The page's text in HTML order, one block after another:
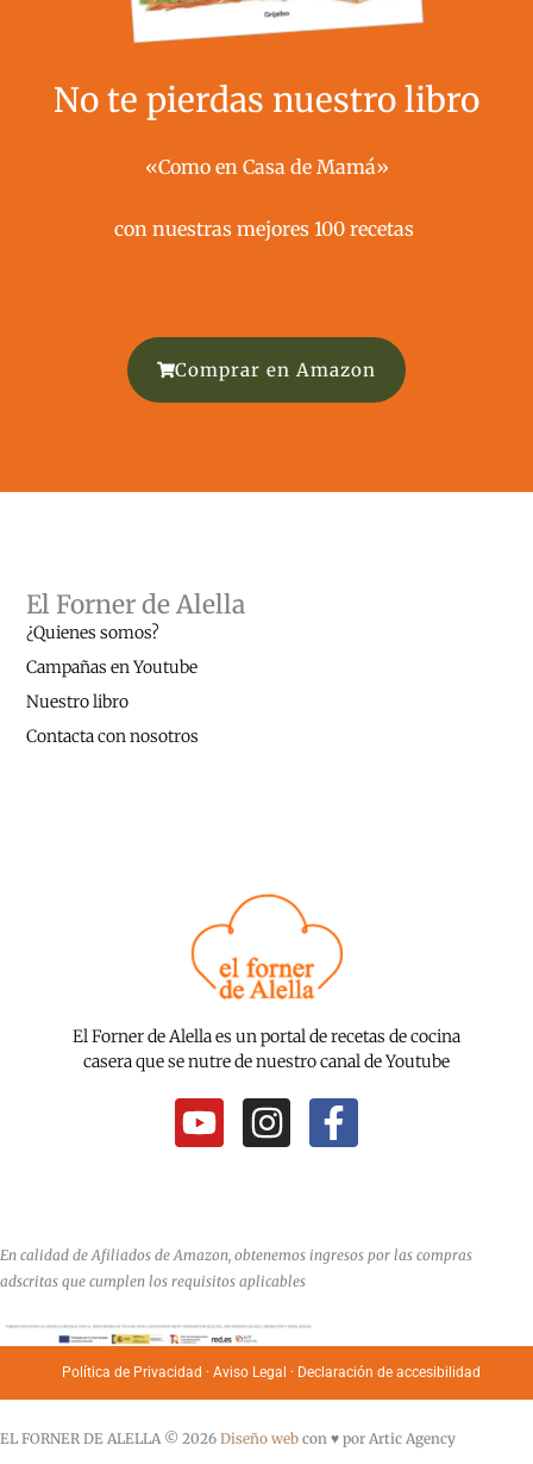
No te pierdas nuestro libro
«Como en Casa de Mamá»
con nuestras mejores 100 recetas ​
Comprar en Amazon
El Forner de Alella es un portal de recetas de cocina
casera que se nutre de nuestro canal de Youtube
Y
o
u
b
e
I
n
a
g
r
a
m
F
a
b
k
-
f
El Forner de Alella
¿Quienes somos?
Campañas en Youtube
Nuestro libro
Contacta con nosotros
En calidad de Afiliados de Amazon, obtenemos ingresos por las compras
adscritas que cumplen los requisitos aplicables
Política de Privacidad · Aviso Legal · Declaración de accesibilidad
EL FORNER DE ALELLA © 2026 Diseño web con ♥️ por Artic Agency